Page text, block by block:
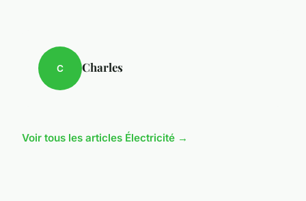
C Charles
Voir tous les articles Électricité →